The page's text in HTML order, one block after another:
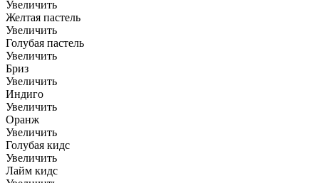
Увеличить
Желтая пастель
Увеличить
Голубая пастель
Увеличить
Бриз
Увеличить
Индиго
Увеличить
Оранж
Увеличить
Голубая кидс
Увеличить
Лайм кидс